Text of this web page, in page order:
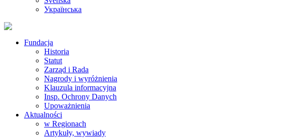
Українська
Fundacja
Historia
Statut
Zarząd i Rada
Nagrody i wyróżnienia
Klauzula informacyjna
Insp. Ochrony Danych
Upoważnienia
Aktualności
w Regionach
Artykuły, wywiady